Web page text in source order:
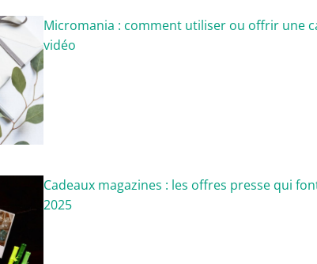
Micromania : comment utiliser ou offrir une
vidéo
Cadeaux magazines : les offres presse qui
2025